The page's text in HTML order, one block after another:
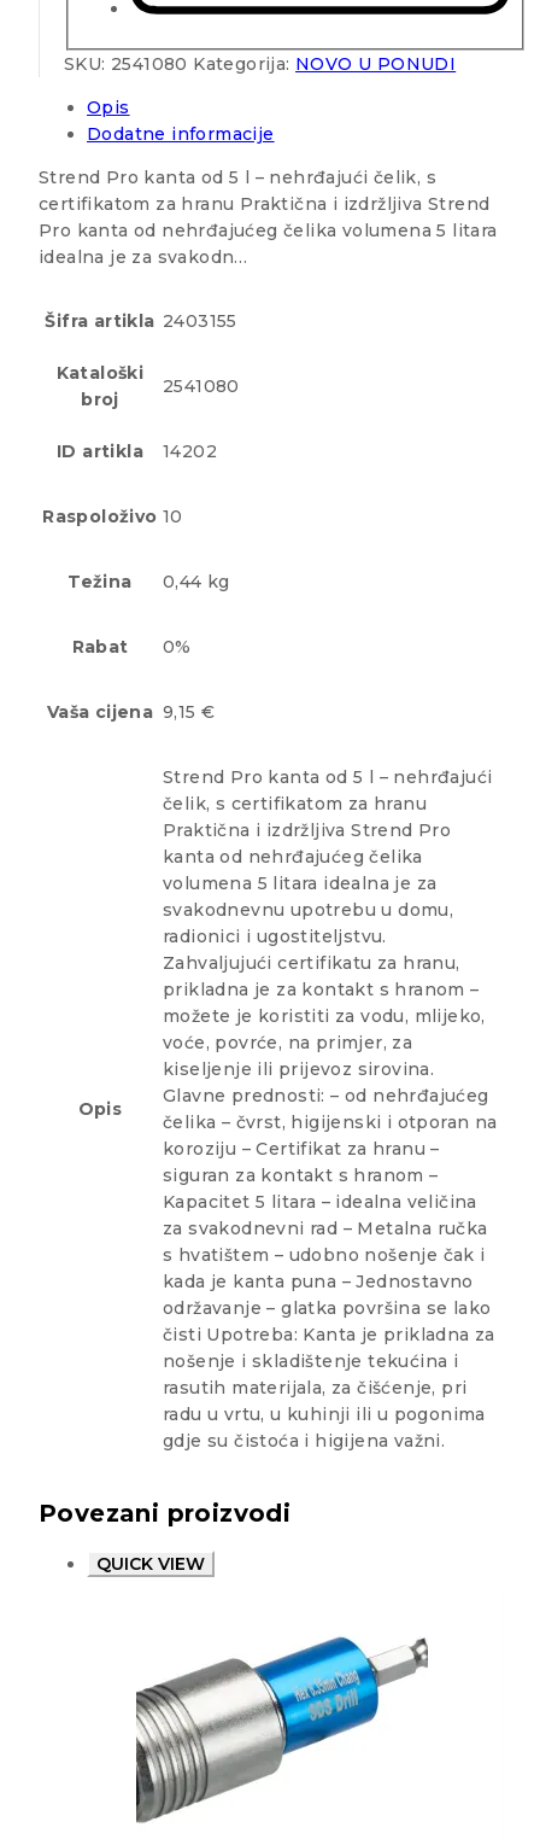
SKU: 2541080 Kategorija: NOVO U PONUDI
Opis
Dodatne informacije
Strend Pro kanta od 5 l – nehrđajući čelik, s
certifikatom za hranu Praktična i izdržljiva Strend
Pro kanta od nehrđajućeg čelika volumena 5 litara
idealna je za svakodn…
Šifra artikla 2403155
Kataloški
broj
2541080
ID artikla 14202
Raspoloživo 10
Težina 0,44 kg
Rabat 0%
Vaša cijena 9,15 €
Opis
Strend Pro kanta od 5 l – nehrđajući
čelik, s certifikatom za hranu
Praktična i izdržljiva Strend Pro
kanta od nehrđajućeg čelika
volumena 5 litara idealna je za
svakodnevnu upotrebu u domu,
radionici i ugostiteljstvu.
Zahvaljujući certifikatu za hranu,
prikladna je za kontakt s hranom –
možete je koristiti za vodu, mlijeko,
voće, povrće, na primjer, za
kiseljenje ili prijevoz sirovina.
Glavne prednosti: – od nehrđajućeg
čelika – čvrst, higijenski i otporan na
koroziju – Certifikat za hranu –
siguran za kontakt s hranom –
Kapacitet 5 litara – idealna veličina
za svakodnevni rad – Metalna ručka
s hvatištem – udobno nošenje čak i
kada je kanta puna – Jednostavno
održavanje – glatka površina se lako
čisti Upotreba: Kanta je prikladna za
nošenje i skladištenje tekućina i
rasutih materijala, za čišćenje, pri
radu u vrtu, u kuhinji ili u pogonima
gdje su čistoća i higijena važni.
Povezani proizvodi
QUICK VIEW